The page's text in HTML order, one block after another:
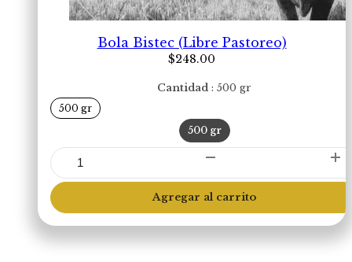
Bola Bistec (Libre Pastoreo)
$248.00
Cantidad 500 gr
500 gr
500 gr
Bola
Bistec
(Libre
Pastoreo)
cantidad
Agregar al carrito